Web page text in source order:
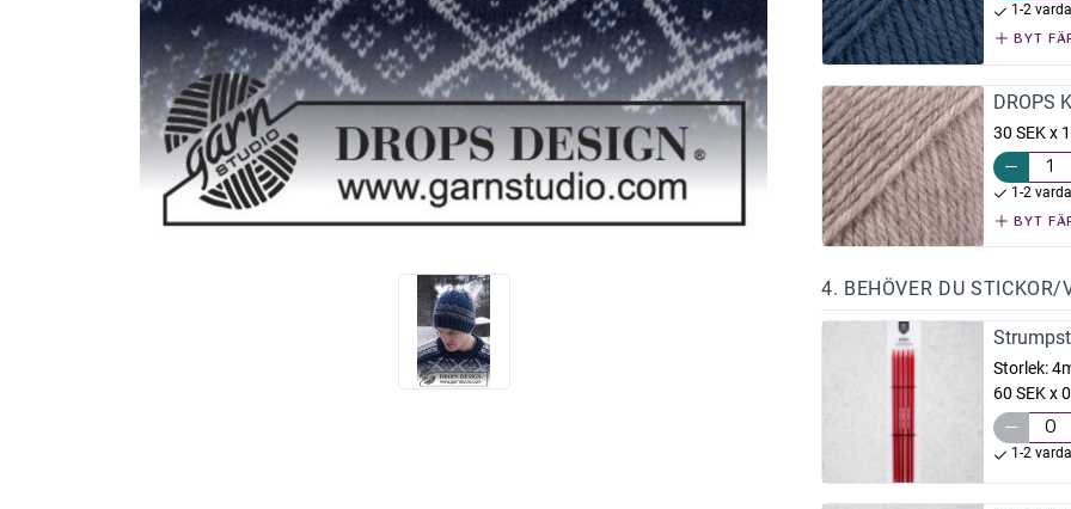
1-2
BYT
DROPS
30 SEK x 1
1-2
BYT
4. BEHÖVER DU
Storlek:
60 SEK x 0
1-2